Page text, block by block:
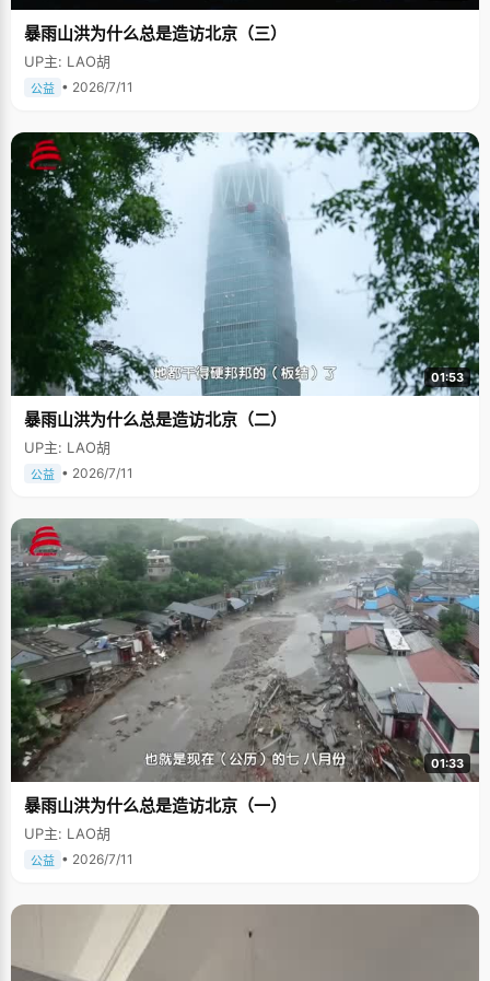
暴雨山洪为什么总是造访北京（三）
UP主: LAO胡
公益 • 2026/7/11
01:53
暴雨山洪为什么总是造访北京（二）
UP主: LAO胡
公益 • 2026/7/11
01:33
暴雨山洪为什么总是造访北京（一）
UP主: LAO胡
公益 • 2026/7/11